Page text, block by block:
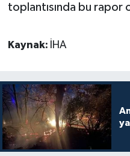
toplantısında bu rapor
Kaynak: İHA